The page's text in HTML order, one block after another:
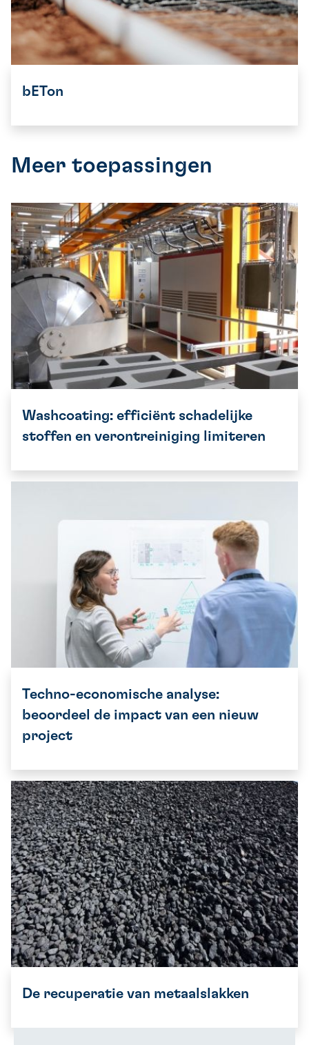
bETon
Meer toepassingen
Washcoating: efficiënt schadelijke
stoffen en verontreiniging limiteren
Techno-economische analyse:
beoordeel de impact van een nieuw
project
De recuperatie van metaalslakken